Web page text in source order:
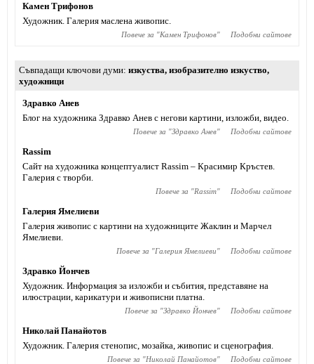
Камен Трифонов
Художник. Галерия маслена живопис.
Повече за "Камен Трифонов" Подобни сайтове
Съвпадащи ключови думи изкуства, изобразително изкуство,
художници
Здравко Анев
Блог на художника Здравко Анев с негови картини, изложби, видео.
Повече за "Здравко Анев" Подобни сайтове
Rassim
Сайт на художника концептуалист Rassim – Красимир Кръстев.
Галерия с творби.
Повече за "Rassim" Подобни сайтове
Галерия Ямелиеви
Галерия живопис с картини на художниците Жаклин и Марчел
Ямелиеви.
Повече за "Галерия Ямелиеви" Подобни сайтове
Здравко Йончев
Художник. Информация за изложби и събития, представяне на
илюстрации, карикатури и живописни платна.
Повече за "Здравко Йончев" Подобни сайтове
Николай Панайотов
Художник. Галерия стенопис, мозайка, живопис и сценография.
Повече за "Николай Панайотов" Подобни сайтове